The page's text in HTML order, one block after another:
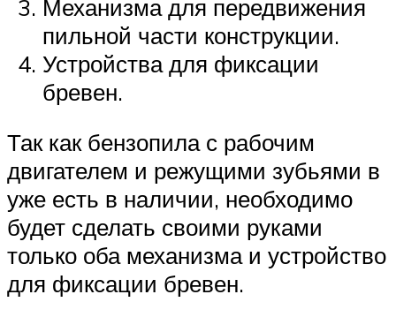
Механизма для передвижения
пильной части конструкции.
Устройства для фиксации
бревен.
Так как бензопила с рабочим
двигателем и режущими зубьями в
уже есть в наличии, необходимо
будет сделать своими руками
только оба механизма и устройство
для фиксации бревен.